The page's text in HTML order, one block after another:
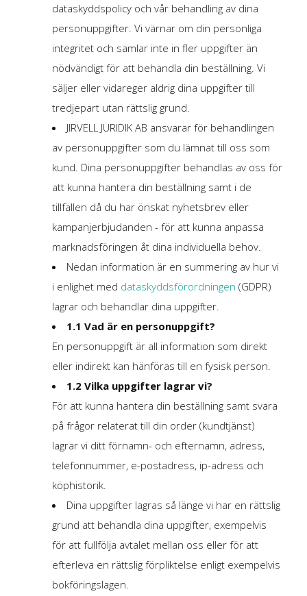
dataskyddspolicy och vår behandling av dina
personuppgifter. Vi värnar om din personliga
integritet och samlar inte in fler uppgifter än
nödvändigt för att behandla din beställning. Vi
säljer eller vidareger aldrig dina uppgifter till
tredjepart utan rättslig grund.
JIRVELL JURIDIK AB ansvarar för behandlingen
av personuppgifter som du lämnat till oss som
kund. Dina personuppgifter behandlas av oss för
att kunna hantera din beställning samt i de
tillfällen då du har önskat nyhetsbrev eller
kampanjerbjudanden - för att kunna anpassa
marknadsföringen åt dina individuella behov.
Nedan information är en summering av hur vi
i enlighet med dataskyddsförordningen (GDPR)
lagrar och behandlar dina uppgifter.
1.1 Vad är en personuppgift?
En personuppgift är all information som direkt
eller indirekt kan hänföras till en fysisk person.
1.2 Vilka uppgifter lagrar vi?
För att kunna hantera din beställning samt svara
på frågor relaterat till din order (kundtjänst)
lagrar vi ditt förnamn- och efternamn, adress,
telefonnummer, e-postadress, ip-adress och
köphistorik.
Dina uppgifter lagras så länge vi har en rättslig
grund att behandla dina uppgifter, exempelvis
för att fullfölja avtalet mellan oss eller för att
efterleva en rättslig förpliktelse enligt exempelvis
bokföringslagen.